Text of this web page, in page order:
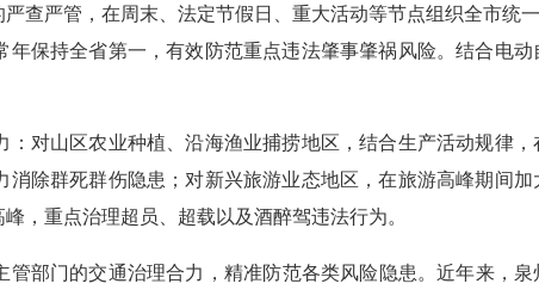
查严管，在周末、法定节假日、重大活动等节点组织全市统
保持全省第一，有效防范重点违法肇事肇祸风险。结合电
：对山区农业种植、沿海渔业捕捞地区，结合生产活动规律
除群死群伤隐患；对新兴旅游业态地区，在旅游高峰期间
，重点治理超员、超载以及酒醉驾违法行为。
管部门的交通治理合力，精准防范各类风险隐患。近年来，